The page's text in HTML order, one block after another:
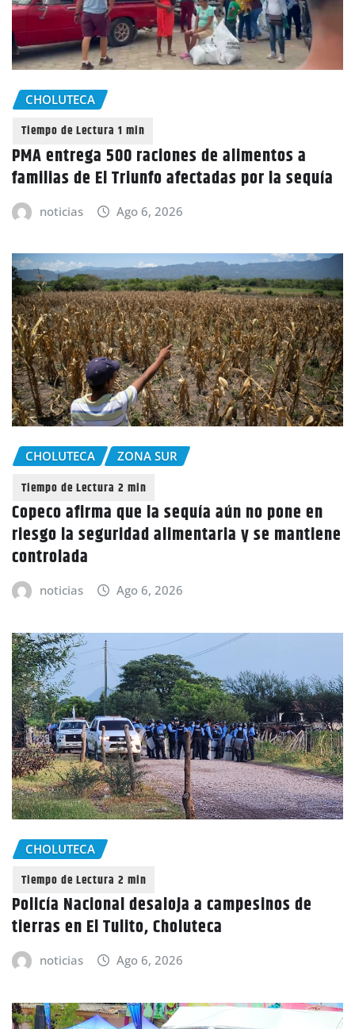
CHOLUTECA
PMA entrega 500 raciones de alimentos a
familias de El Triunfo afectadas por la sequía
noticias Ago 6, 2026
CHOLUTECA ZONA SUR
Copeco afirma que la sequía aún no pone en
riesgo la seguridad alimentaria y se mantiene
controlada
noticias Ago 6, 2026
CHOLUTECA
Policía Nacional desaloja a campesinos de
tierras en El Tulito, Choluteca
noticias Ago 6, 2026